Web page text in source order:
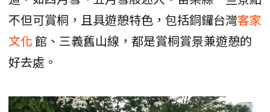
不但可賞桐，且具遊憩特色，包括銅鑼台灣客家
文化 館、三義舊山線，都是賞桐賞景兼遊憩的
好去處。